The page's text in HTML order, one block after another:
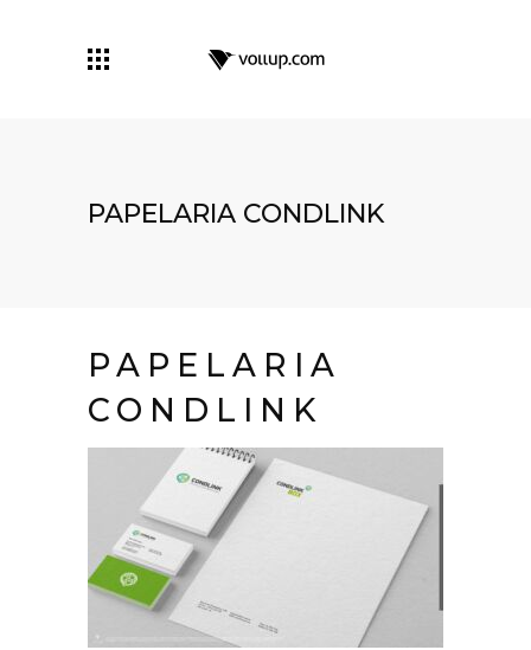
PAPELARIA CONDLINK
PAPELARIA
CONDLINK